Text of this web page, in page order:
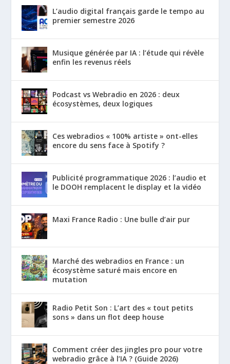
L’audio digital français garde le tempo au
premier semestre 2026
Musique générée par IA : l’étude qui révèle
enfin les revenus réels
Podcast vs Webradio en 2026 : deux
écosystèmes, deux logiques
Ces webradios « 100% artiste » ont-elles
encore du sens face à Spotify ?
Publicité programmatique 2026 : l’audio et
le DOOH remplacent le display et la vidéo
Maxi France Radio : Une bulle d’air pur
Marché des webradios en France : un
écosystème saturé mais encore en
mutation
Radio Petit Son : L’art des « tout petits
sons » dans un flot deep house
Comment créer des jingles pro pour votre
webradio grâce à l’IA ? (Guide 2026)